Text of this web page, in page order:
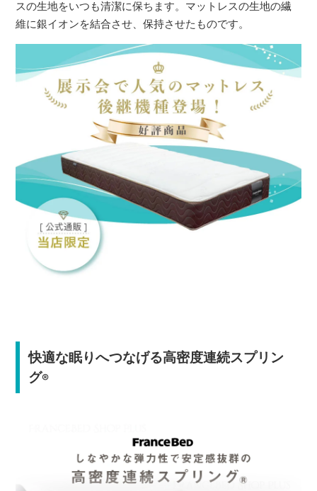
スの生地をいつも清潔に保ちます。マットレスの生地の繊
維に銀イオンを結合させ、保持させたものです。
快適な眠りへつなげる高密度連続スプリン
グ®